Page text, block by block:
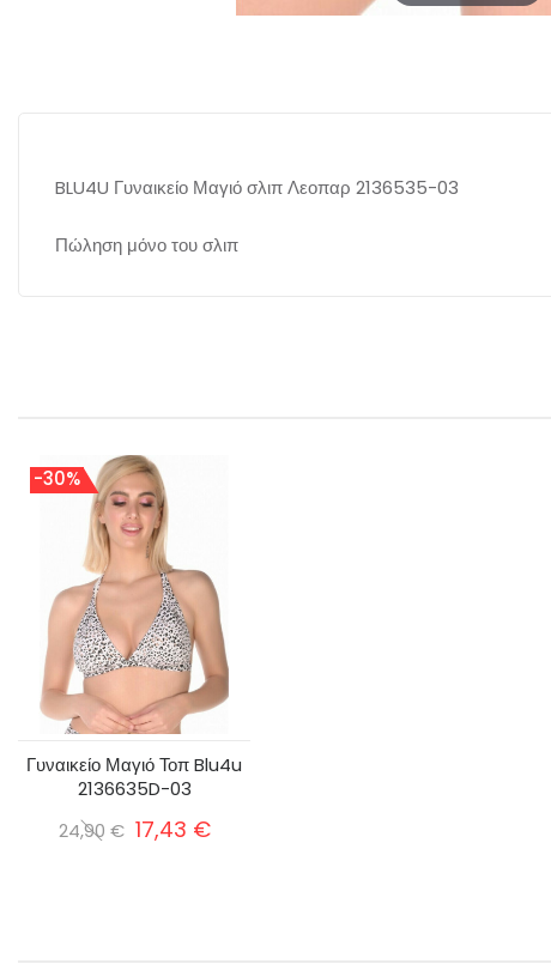
BLU4U Γυναικείο Μαγιό σλιπ Λεοπαρ 2136535-03
Πώληση μόνο του σλιπ
-30%
Γυναικείο Μαγιό Τοπ Blu4u
2136635D-03
24,90 € 17,43 €